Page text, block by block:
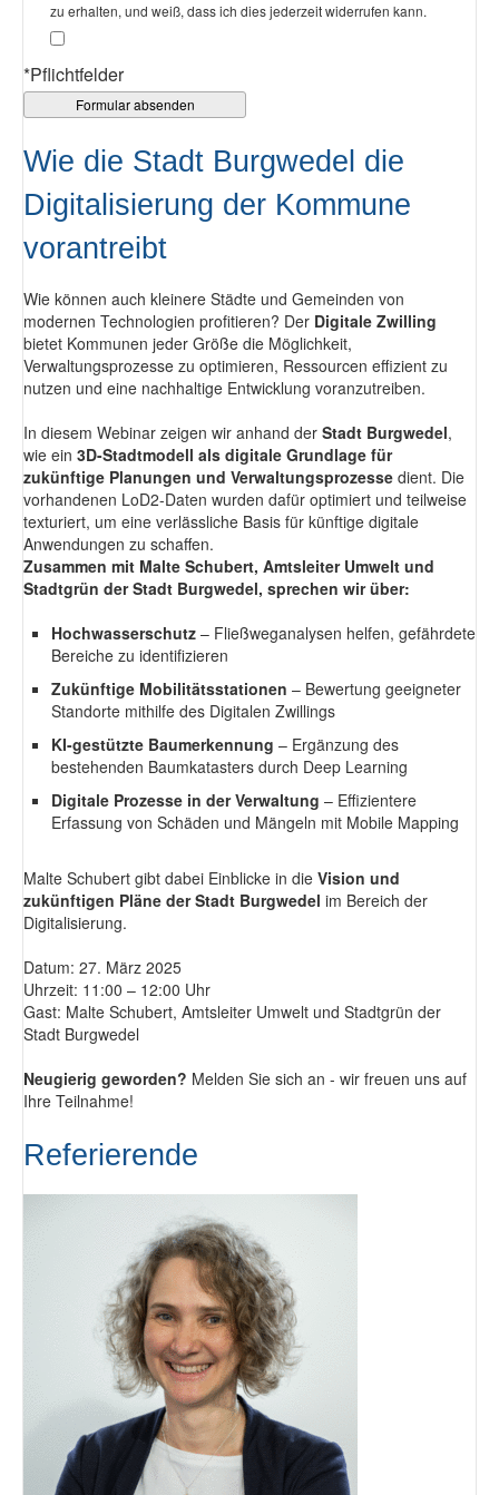
zu erhalten, und weiß, dass ich dies jederzeit widerrufen kann.
*Pflichtfelder
Wie die Stadt Burgwedel die
Digitalisierung der Kommune
vorantreibt
Wie können auch kleinere Städte und Gemeinden von
modernen Technologien profitieren? Der Digitale Zwilling
bietet Kommunen jeder Größe die Möglichkeit,
Verwaltungsprozesse zu optimieren, Ressourcen effizient zu
nutzen und eine nachhaltige Entwicklung voranzutreiben.
In diesem Webinar zeigen wir anhand der Stadt Burgwedel,
wie ein 3D-Stadtmodell als digitale Grundlage für
zukünftige Planungen und Verwaltungsprozesse dient. Die
vorhandenen LoD2-Daten wurden dafür optimiert und teilweise
texturiert, um eine verlässliche Basis für künftige digitale
Anwendungen zu schaffen.
Zusammen mit Malte Schubert, Amtsleiter Umwelt und
Stadtgrün der Stadt Burgwedel, sprechen wir über:
Hochwasserschutz – Fließweganalysen helfen, gefährdete
Bereiche zu identifizieren
Zukünftige Mobilitätsstationen – Bewertung geeigneter
Standorte mithilfe des Digitalen Zwillings
KI-gestützte Baumerkennung – Ergänzung des
bestehenden Baumkatasters durch Deep Learning
Digitale Prozesse in der Verwaltung – Effizientere
Erfassung von Schäden und Mängeln mit Mobile Mapping
Malte Schubert gibt dabei Einblicke in die Vision und
zukünftigen Pläne der Stadt Burgwedel im Bereich der
Digitalisierung.
Datum: 27. März 2025
Uhrzeit: 11:00 – 12:00 Uhr
Gast: Malte Schubert, Amtsleiter Umwelt und Stadtgrün der
Stadt Burgwedel
Neugierig geworden? Melden Sie sich an - wir freuen uns auf
Ihre Teilnahme!
Referierende